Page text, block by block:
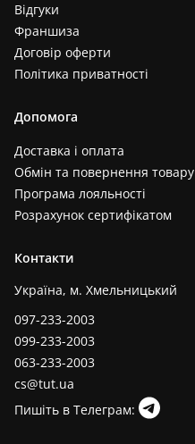
Відгуки
Франшиза
Договір оферти
Політика приватності
Допомога
Доставка і оплата
Обмін та повернення товару
Програма лояльності
Розрахунок сертифікатом
Контакти
Україна, м. Хмельницький
097-233-2003
099-233-2003
063-233-2003
cs@tut.ua
Пишіть в Телеграм: